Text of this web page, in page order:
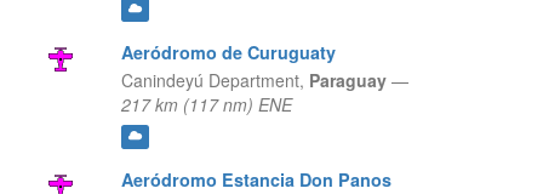
Aeródromo de Curuguaty
Canindeyú Department, Paraguay —
217 km (117 nm) ENE
Aeródromo Estancia Don Panos